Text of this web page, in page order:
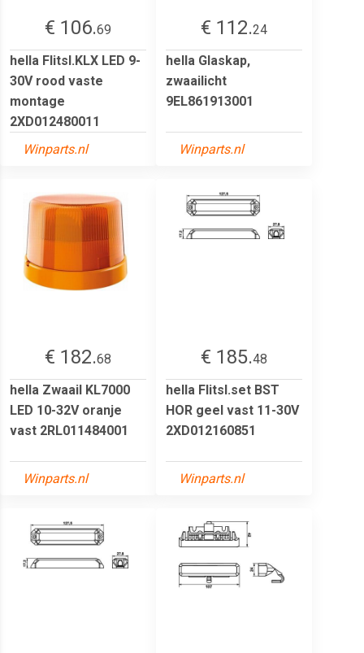
€ 106.69
hella Flitsl.KLX LED 9-
30V rood vaste
montage
2XD012480011
Winparts.nl
€ 112.24
hella Glaskap,
zwaailicht
9EL861913001
Winparts.nl
€ 182.68
hella Zwaail KL7000
LED 10-32V oranje
vast 2RL011484001
Winparts.nl
€ 185.48
hella Flitsl.set BST
HOR geel vast 11-30V
2XD012160851
Winparts.nl